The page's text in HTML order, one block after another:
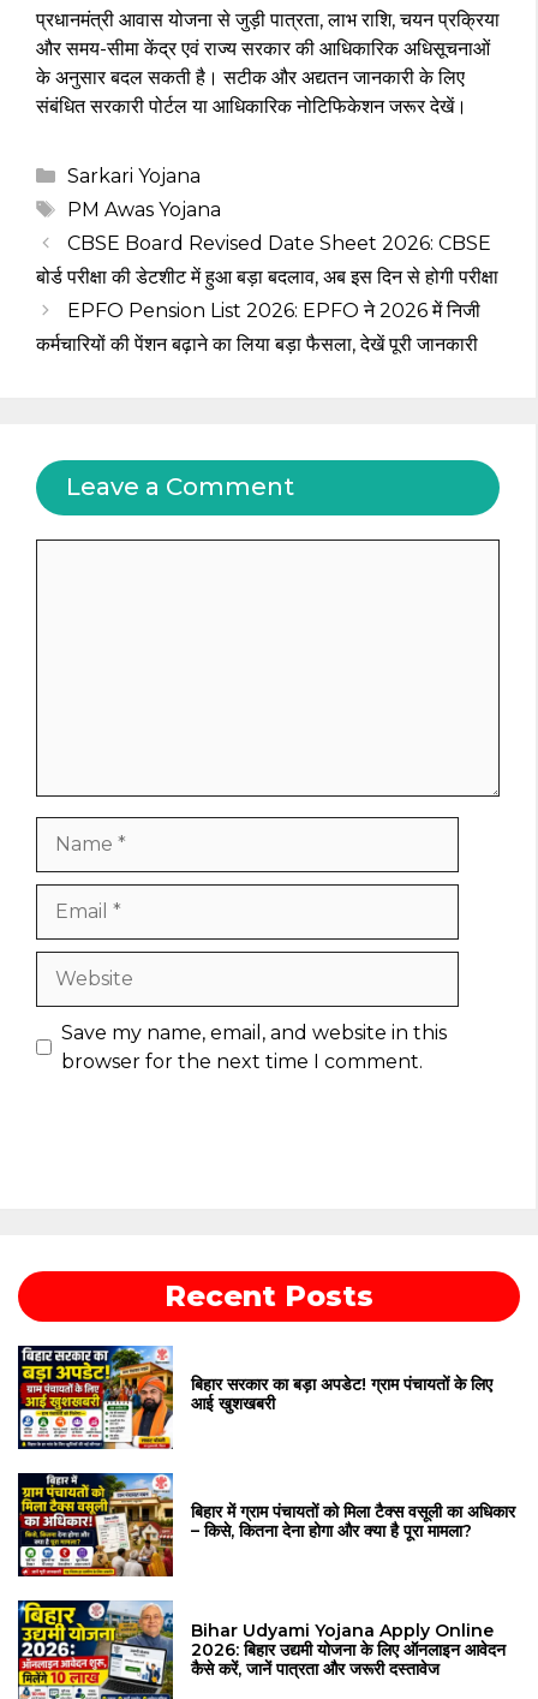
प्रधानमंत्री आवास योजना से जुड़ी पात्रता, लाभ राशि, चयन प्रक्रिया
और समय-सीमा केंद्र एवं राज्य सरकार की आधिकारिक अधिसूचनाओं
के अनुसार बदल सकती है। सटीक और अद्यतन जानकारी के लिए
संबंधित सरकारी पोर्टल या आधिकारिक नोटिफिकेशन जरूर देखें।
Categories
Sarkari Yojana
Tags
PM Awas Yojana
CBSE Board Revised Date Sheet 2026: CBSE
बोर्ड परीक्षा की डेटशीट में हुआ बड़ा बदलाव, अब इस दिन से होगी परीक्षा
EPFO Pension List 2026: EPFO ने 2026 में निजी
कर्मचारियों की पेंशन बढ़ाने का लिया बड़ा फैसला, देखें पूरी जानकारी
Leave a Comment
Save my name, email, and website in this
browser for the next time I comment.
Recent Posts
बिहार सरकार का बड़ा अपडेट! ग्राम पंचायतों के लिए
आई खुशखबरी
बिहार में ग्राम पंचायतों को मिला टैक्स वसूली का अधिकार
– किसे, कितना देना होगा और क्या है पूरा मामला?
Bihar Udyami Yojana Apply Online
2026: बिहार उद्यमी योजना के लिए ऑनलाइन आवेदन
कैसे करें, जानें पात्रता और जरूरी दस्तावेज